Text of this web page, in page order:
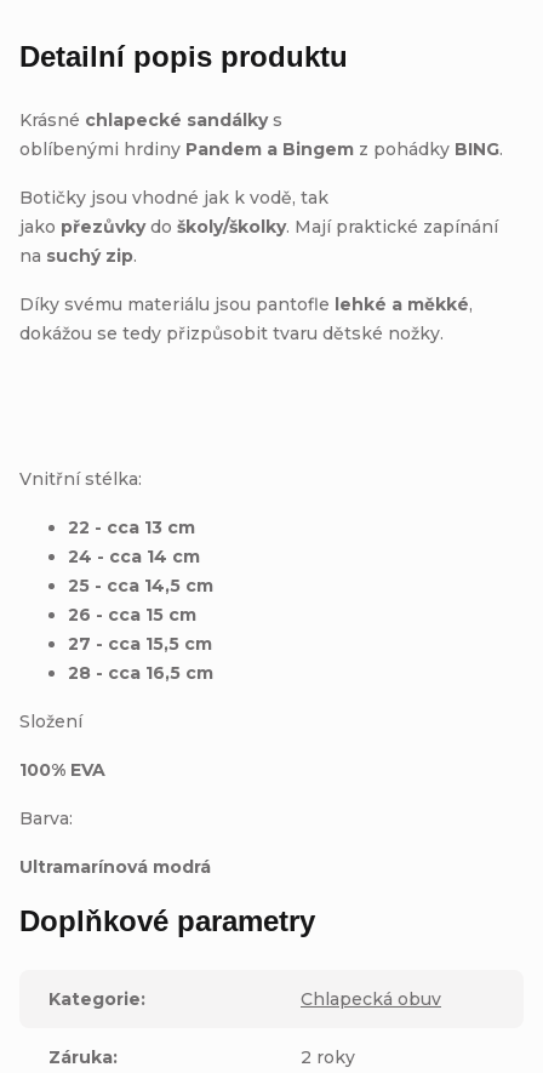
Detailní popis produktu
Krásné chlapecké sandálky s
oblíbenými hrdiny Pandem a Bingem z pohádky BING.
Botičky jsou vhodné jak k vodě, tak
jako přezůvkydo školy/školky. Mají praktické zapínání
na suchý zip.
Díky svému materiálu jsou pantofle lehké a měkké,
dokážou se tedy přizpůsobit tvaru dětské nožky.
Vnitřní stélka:
22 - cca 13 cm
24 - cca 14 cm
25 - cca 14,5 cm
26 - cca 15 cm
27 - cca 15,5 cm
28 - cca 16,5 cm
Složení
100% EVA
Barva:
Ultramarínová modrá
Doplňkové parametry
Kategorie: Chlapecká obuv
Záruka: 2 roky